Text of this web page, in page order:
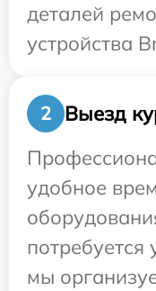
деталей
устройства
2
Выезд
удобное
мы